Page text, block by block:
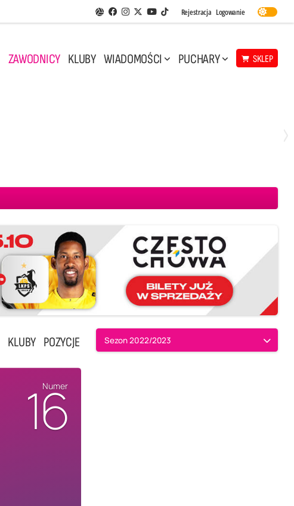
Aplikacja Siatkarskie Ligi
Facebook
Instagram
Twitter
Youtube
TikTok
Rejestracja Logowanie
ZAWODNICY KLUBY WIADOMOŚCI PUCHARY SKLEP
KLUBY POZYCJE Sezon 2022/2023
Numer
16